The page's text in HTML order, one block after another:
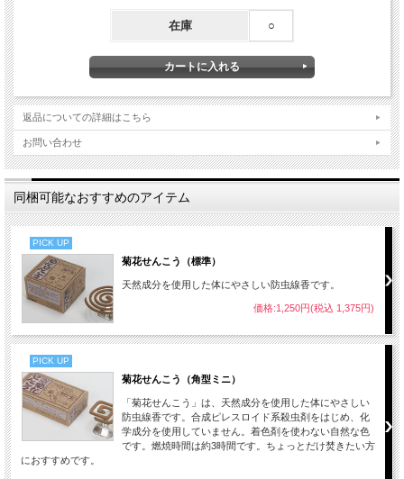
◆衣類の防虫・ケアにも大活躍
本製品は、大切な衣類の防虫対策としても便利にお使いいただけます。
オールの爽やかな香りが広がり、衣類を優しく守ります。
※ご使用上の注意
・人体やお肌、ペットなどの生き物、食品、食器などに向けては直接スプレーしな
いでください。
・塗装面やプラスチックに付着すると変色・変形のおそれがあるためご注意くださ
い。
・使用時はこまめな換気を心がけてください。
原材料：精製水、薄荷脳（北海道産）ヤシ油由来乳化剤、ジョチュウギクエキス
在庫 ○
返品についての詳細はこちら
お問い合わせ
同梱可能なおすすめのアイテム
PICK UP
菊花せんこう（標準）
天然成分を使用した体にやさしい防虫線香です。
価格:1,250円(税込 1,375円)
PICK UP
菊花せんこう（角型ミニ）
「菊花せんこう」は、天然成分を使用した体にやさしい
防虫線香です。合成ピレスロイド系殺虫剤をはじめ、化
学成分を使用していません。着色剤を使わない自然な色
です。燃焼時間は約3時間です。ちょっとだけ焚きたい方
におすすめです。